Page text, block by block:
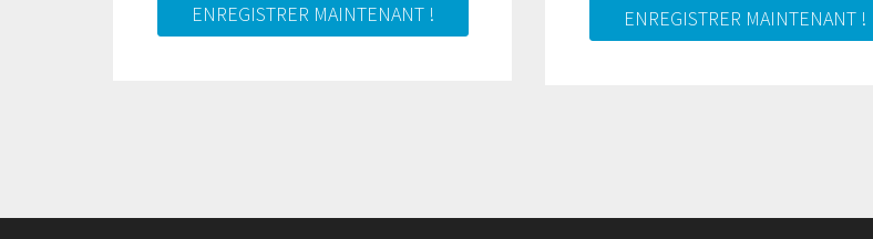
ENREGISTRER MAINTENANT ! ENREGISTRER MAINTENANT !